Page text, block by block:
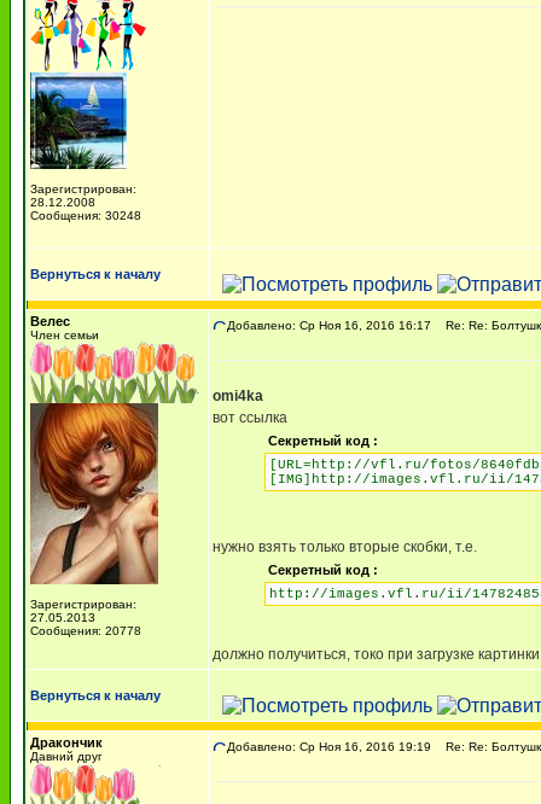
Зарегистрирован:
28.12.2008
Сообщения: 30248
Вернуться к началу
Велес
Член семьи
Зарегистрирован:
27.05.2013
Сообщения: 20778
Добавлено: Ср Ноя 16, 2016 16:17 Re: Re:
omi4ka
вот ссылка
Секретный код :
[URL=http://vfl.ru/fotos/
[IMG]http://images.vfl.ru/ii/
нужно взять только вторые скобки, т.е.
Секретный код :
http://images.vfl.ru/ii/
должно получиться, токо при загрузке
Вернуться к началу
Дракончик
Давний друг
Добавлено: Ср Ноя 16, 2016 19:19 Re: Re: